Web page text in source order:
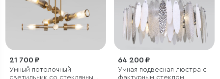
21 700 ₽
Умный потолочный
светильник со стеклянными
64 200 ₽
Умная подвесная люстра с
фактурным стеклом